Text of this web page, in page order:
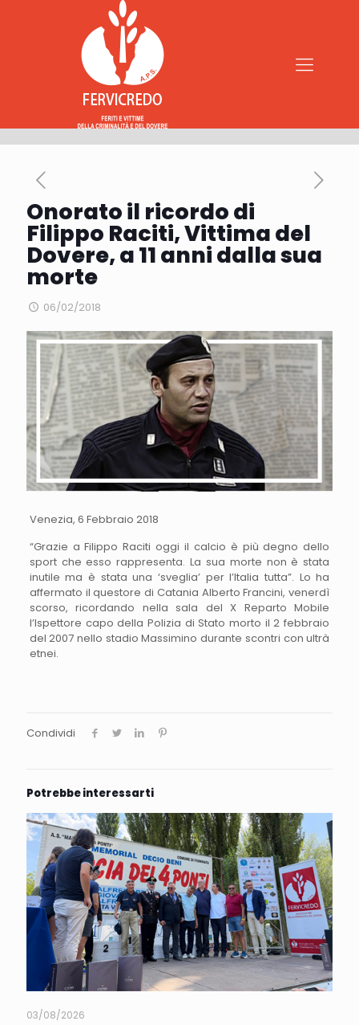
Onorato il ricordo di
Filippo Raciti, Vittima del
Dovere, a 11 anni dalla sua
morte
06/02/2018
Venezia, 6 Febbraio 2018
“Grazie a Filippo Raciti oggi il calcio è più degno dello
sport che esso rappresenta. La sua morte non è stata
inutile ma è stata una ‘sveglia’ per l’Italia tutta”. Lo ha
affermato il questore di Catania Alberto Francini, venerdì
scorso, ricordando nella sala del X Reparto Mobile
l’Ispettore capo della Polizia di Stato morto il 2 febbraio
del 2007 nello stadio Massimino durante scontri con ultrà
etnei.
Condividi
Potrebbe interessarti
03/08/2026